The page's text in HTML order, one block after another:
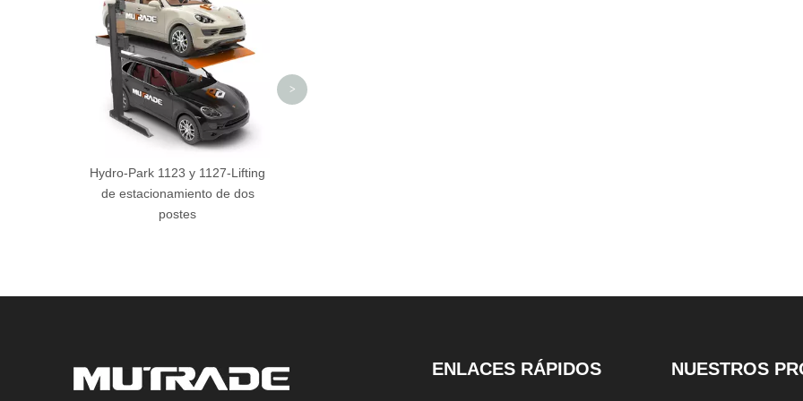
Hydro-Park 1123 y 1127-Lifting
de estacionamiento de dos
postes
>
ENLACES RÁPIDOS NUESTROS